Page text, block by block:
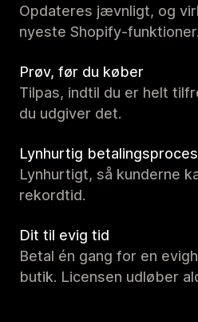
Opdateres jævnligt, og
nyeste Shopify-funktioner.
Prøv, før du køber
Tilpas, indtil du er helt
du udgiver det.
Lynhurtig betalingsproces
Lynhurtigt, så kunderne
rekordtid.
Dit til evig tid
Betal én gang for en
butik. Licensen udløber